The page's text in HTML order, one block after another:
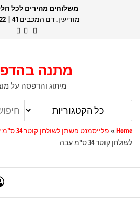
משלוחים מהירים לכל
מודיעין, דם המכבים 41 | 058-7870022
מתנה
מיתוג והדפסה על
Home
» פלייסמנט פשתן לשולחן קוטר 34 ס"מ עבה
לשולחן קוטר 34 ס"מ עבה